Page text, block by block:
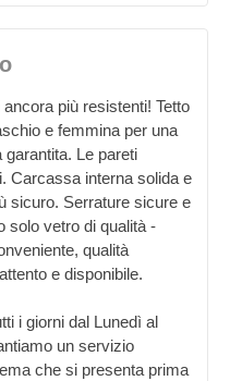
più resistenti! Tetto
e femmina per una
Le pareti
Carcassa interna solida e
sicuro. Serrature sicure e
solo vetro di qualità -
qualità
e disponibile.
i giorni dal Lunedì al
un servizio
che si presenta prima